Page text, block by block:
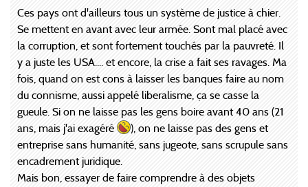
Ces pays ont d'ailleurs tous un système de justice à chier.
Se mettent en avant avec leur armée. Sont mal placé avec
la corruption, et sont fortement touchés par la pauvreté. Il
y a juste les USA.... et encore, la crise a fait ses ravages. Ma
fois, quand on est cons à laisser les banques faire au nom
du connisme, aussi appelé liberalisme, ça se casse la
gueule. Si on ne laisse pas les gens boire avant 40 ans (21
ans, mais j'ai exagéré
), on ne laisse pas des gens et
entreprise sans humanité, sans jugeote, sans scrupule sans
encadrement juridique.
Mais bon, essayer de faire comprendre à des objets